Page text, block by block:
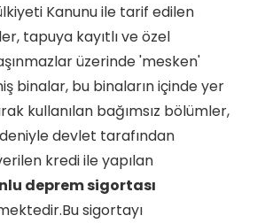
Kanunu ile tarif edilen
tapuya kayıtlı ve özel
üzerinde 'mesken'
binalar, bu binaların içinde yer
kullanılan bağımsız bölümler,
devlet tarafından
kredi ile yapılan
deprem sigortası
sigortayı